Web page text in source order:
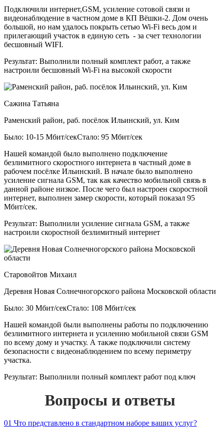
Подключили интернет,GSM, усиление сотовой связи и
видеонаблюдение в частном доме в КП Вёшки-2. Дом очень
большой, но нам удалось покрыть сетью Wi-Fi весь дом и
прилегающий участок в единую сеть - за счет технологии
бесшовный WIFI.
Результат: Выполнили полный комплект работ, а также
настроили бесшовный Wi-Fi на высокой скорости
Сажина Татьяна
Раменский район, раб. посёлок Ильинский, ул. Ким
Было: 10-15 Мбит/секСтало: 95 Мбит/сек
Нашей командой было выполнено подключение
безлимитного скоростного интернета в частный доме в
рабочем посёлке Ильинский. В начале было выполнено
усиление сигнала GSM, так как качество мобильной связь в
данной районе низкое. После чего был настроен скоростной
интернет, выполнен замер скорости, который показал 95
Мбит/сек.
Результат: Выполнили усиление сигнала GSM, а также
настроили скоростной безлимитный интернет
Старовойтов Михаил
Деревня Новая Солнечногорского района Московской области
Было: 30 Мбит/секСтало: 108 Мбит/сек
Нашей командой были выполнены работы по подключению
безлимитного интернета и усилению мобильной связи GSM
по всему дому и участку. А также подключили систему
безопасности с видеонаблюдением по всему периметру
участка.
Результат: Выполнили полный комплект работ под ключ
Вопросы и ответы
01 Что представлено в стандартном наборе ваших услуг?